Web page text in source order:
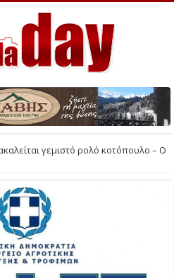
γεμιστό ρολό κοτόπουλο – Ο